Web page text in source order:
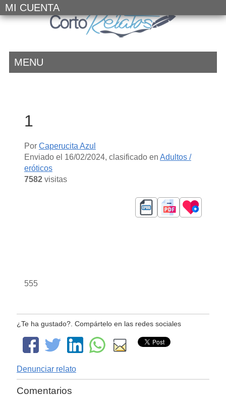
MI CUENTA
MENU
1
Por Caperucita Azul
Enviado el 16/02/2024, clasificado en Adultos /
eróticos
7582visitas
555
¿Te ha gustado?. Compártelo en las redes sociales
Denunciar relato
Comentarios